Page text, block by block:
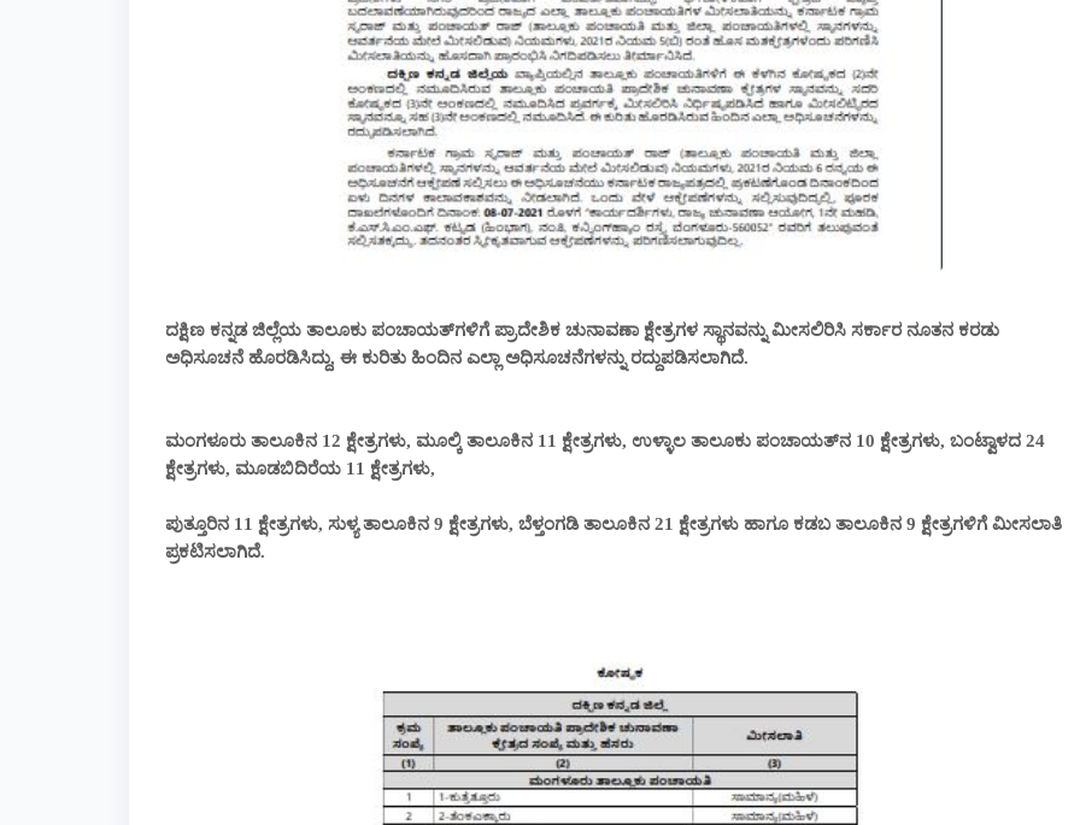
ದಕ್ಷಿಣ ಕನ್ನಡ ಜಿಲ್ಲೆಯ ತಾಲೂಕು ಪಂಚಾಯತ್‌ಗಳಿಗೆ ಪ್ರಾದೇಶಿಕ ಚುನಾವಣಾ ಕ್ಷೇತ್ರಗಳ ಸ್ಥಾನವನ್ನು ಮೀಸಲಿರಿಸಿ ಸರ್ಕಾರ ನೂತನ ಕರಡು
ಅಧಿಸೂಚನೆ ಹೊರಡಿಸಿದ್ದು, ಈ ಕುರಿತು ಹಿಂದಿನ ಎಲ್ಲಾ ಅಧಿಸೂಚನೆಗಳನ್ನು ರದ್ದುಪಡಿಸಲಾಗಿದೆ.
ಮಂಗಳೂರು ತಾಲೂಕಿನ 12 ಕ್ಷೇತ್ರಗಳು, ಮೂಲ್ಕಿ ತಾಲೂಕಿನ 11 ಕ್ಷೇತ್ರಗಳು, ಉಳ್ಳಾಲ ತಾಲೂಕು ಪಂಚಾಯತ್‌ನ 10 ಕ್ಷೇತ್ರಗಳು, ಬಂಟ್ವಾಳದ 24
ಕ್ಷೇತ್ರಗಳು, ಮೂಡಬಿದಿರೆಯ 11 ಕ್ಷೇತ್ರಗಳು,
ಪುತ್ತೂರಿನ 11 ಕ್ಷೇತ್ರಗಳು, ಸುಳ್ಯ ತಾಲೂಕಿನ 9 ಕ್ಷೇತ್ರಗಳು, ಬೆಳ್ತಂಗಡಿ ತಾಲೂಕಿನ 21 ಕ್ಷೇತ್ರಗಳು ಹಾಗೂ ಕಡಬ ತಾಲೂಕಿನ 9 ಕ್ಷೇತ್ರಗಳಿಗೆ ಮೀಸಲಾತಿ
ಪ್ರಕಟಿಸಲಾಗಿದೆ.